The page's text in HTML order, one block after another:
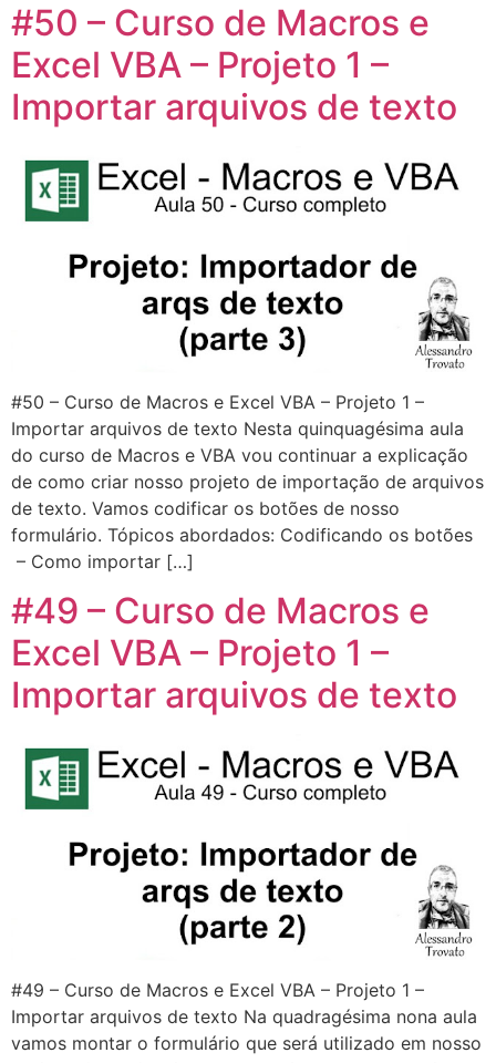
#50 – Curso de Macros e
Excel VBA – Projeto 1 –
Importar arquivos de texto
#50 – Curso de Macros e Excel VBA – Projeto 1 –
Importar arquivos de texto Nesta quinquagésima aula
do curso de Macros e VBA vou continuar a explicação
de como criar nosso projeto de importação de arquivos
de texto. Vamos codificar os botões de nosso
formulário. Tópicos abordados: Codificando os botões
– Como importar […]
#49 – Curso de Macros e
Excel VBA – Projeto 1 –
Importar arquivos de texto
#49 – Curso de Macros e Excel VBA – Projeto 1 –
Importar arquivos de texto Na quadragésima nona aula
vamos montar o formulário que será utilizado em nosso